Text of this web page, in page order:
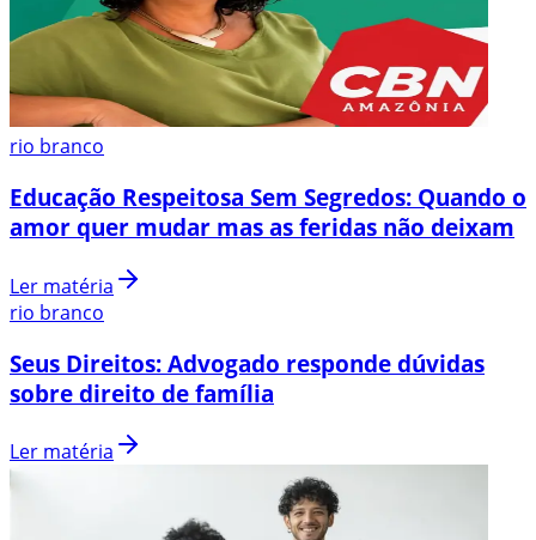
rio branco
Educação Respeitosa Sem Segredos: Quando o
amor quer mudar mas as feridas não deixam
Ler matéria
rio branco
Seus Direitos: Advogado responde dúvidas
sobre direito de família
Ler matéria